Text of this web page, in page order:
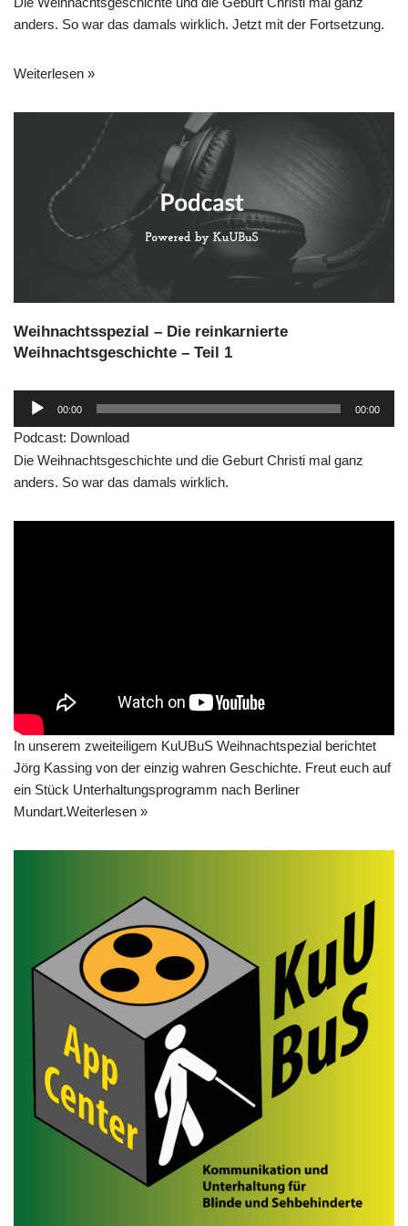
i
o
P
a
anders. So war das damals wirklich. Jetzt mit der Fortsetzung.
Weiterlesen »
Weihnachtsspezial – Die reinkarnierte
Weihnachtsgeschichte – Teil 1
d
i
o
00:00 00:00
Podcast: Download
Die Weihnachtsgeschichte und die Geburt Christi mal ganz
anders. So war das damals wirklich.
In unserem zweiteiligem KuUBuS Weihnachtspezial berichtet
Jörg Kassing von der einzig wahren Geschichte. Freut euch auf
ein Stück Unterhaltungsprogramm nach Berliner
Mundart.Weiterlesen »